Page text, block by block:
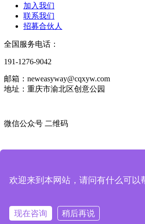
加入我们
联系我们
招募合伙人
全国服务电话：
191-1276-9042
邮箱：neweasyway@cqxyw.com
地址：重庆市渝北区创意公园
微信公众号 二维码
版权所有：重庆新益为企业管理顾问有限
2021006396号-3 渝公网安备
OA系统登录
登录注册
欢迎来到本网站，请问有什么可以
现在咨询 稍后再说